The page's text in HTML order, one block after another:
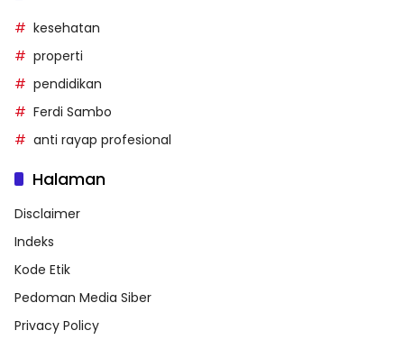
kesehatan
properti
pendidikan
Ferdi Sambo
anti rayap profesional
Halaman
Disclaimer
Indeks
Kode Etik
Pedoman Media Siber
Privacy Policy